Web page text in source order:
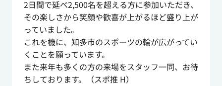
2日間で延べ2,500名を超える方に参加いただき、
その楽しさから笑顔や歓喜が上がるほど盛り上が
っていました。
これを機に、知多市のスポーツの輪が広がってい
くことを願っています。
また来年も多くの方の来場をスタッフ一同、お待
ちしております。（スポ推 H）